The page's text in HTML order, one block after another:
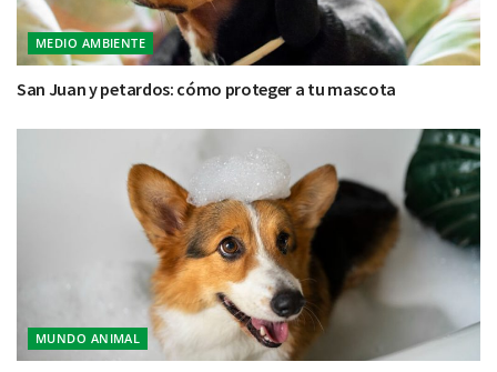
MEDIO AMBIENTE
San Juan y petardos: cómo proteger a tu mascota
MUNDO ANIMAL